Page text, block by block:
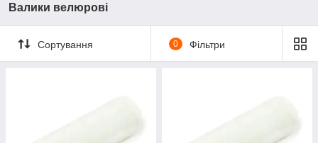
Валики велюрові
Сортування 0 Фільтри